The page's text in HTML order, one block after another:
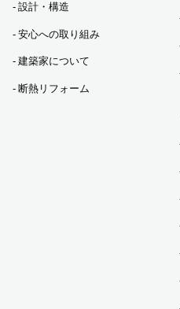
2021年09月 (1)
設計・構造
安心への取り組み
建築家について
断熱リフォーム